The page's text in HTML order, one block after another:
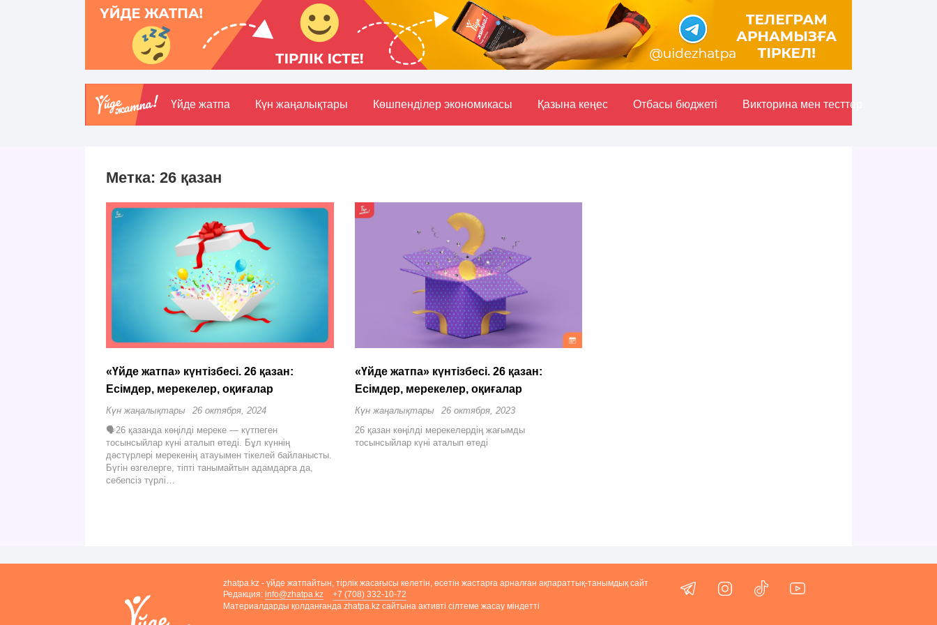
Үйде жатпа Күн жаңалықтары Көшпенділер экономикасы Қазына кеңес Отбасы бюджетi Викторина мен тесттер
Метка: 26 қазан
«Үйде жатпа» күнтізбесі. 26 қазан:
Есімдер, мерекелер, оқиғалар
Күн жаңалықтары
26 октября, 2024
🗣26 қазанда көңілді мереке — күтпеген
тосынсыйлар күні аталып өтеді. Бұл күннің
дәстүрлері мерекенің атауымен тікелей байланысты.
Бүгін өзгелерге, тіпті танымайтын адамдарға да,
себепсіз түрлі…
«Үйде жатпа» күнтізбесі. 26 қазан:
Есімдер, мерекелер, оқиғалар
Күн жаңалықтары
26 октября, 2023
26 қазан көңілді мерекелердің жағымды
тосынсыйлар күні аталып өтеді
zhatpa.kz - үйде жатпайтын, тірлік жасағысы келетін, өсетін жастарға арналған ақпараттық-танымдық сайт
Редакция:info@zhatpa.kz
+7 (708) 332-10-72
Материалдарды қолданғанда zhatpa.kz сайтына активті сілтеме жасау міндетті